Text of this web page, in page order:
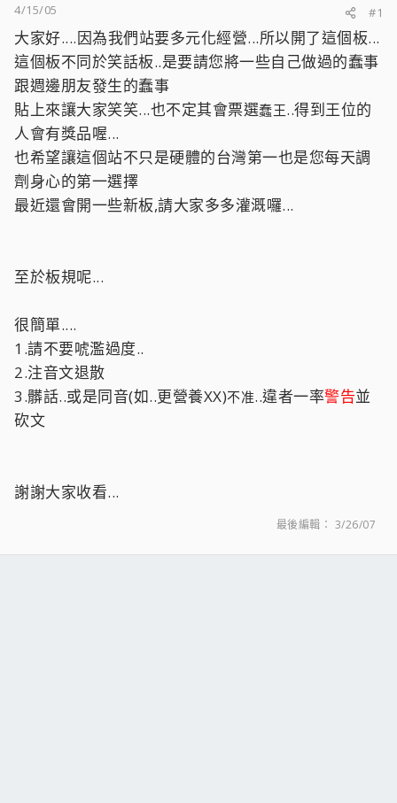
4/15/05
#1
大家好....因為我們站要多元化經營...所以開了這個板...
這個板不同於笑話板..是要請您將一些自己做過的蠢事
跟週邊朋友發生的蠢事
貼上來讓大家笑笑...也不定其會票選蠢王..得到王位的
人會有獎品喔...
也希望讓這個站不只是硬體的台灣第一也是您每天調
劑身心的第一選擇
最近還會開一些新板,請大家多多灌溉囉...
至於板規呢...
很簡單....
1.請不要唬濫過度..
2.注音文退散
3.髒話..或是同音(如..更營養XX)不准..違者一率警告並
砍文
謝謝大家收看...
最後編輯： 3/26/07